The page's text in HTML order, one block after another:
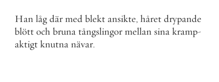
Han låg där med blekt ansikte, håret drypande
blött och bruna tångslingor mellan sina kramp-
aktigt knutna nävar.